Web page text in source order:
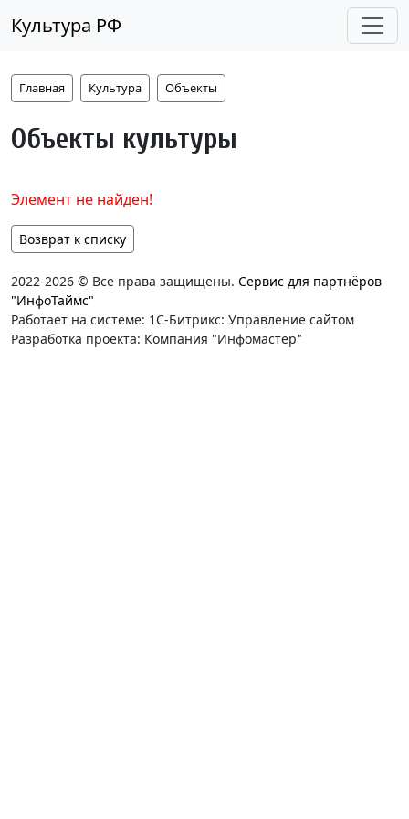
Культура РФ
Главная Культура Объекты
Объекты культуры
Элемент не найден!
Возврат к списку
2022-2026 © Все права защищены. Сервис для партнёров
"ИнфоТаймс"
Работает на системе: 1С-Битрикс: Управление сайтом
Разработка проекта: Компания "Инфомастер"